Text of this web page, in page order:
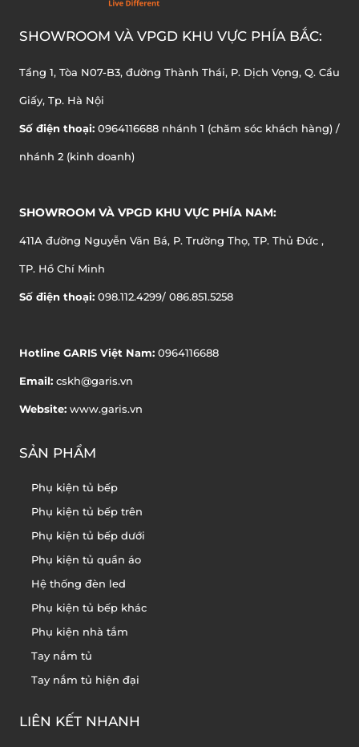
SHOWROOM VÀ VPGD KHU VỰC PHÍA BẮC:
Tầng 1, Tòa N07-B3, đường Thành Thái, P. Dịch Vọng, Q. Cầu
Giấy, Tp. Hà Nội
Số điện thoại: 0964116688 nhánh 1 (chăm sóc khách hàng) /
nhánh 2 (kinh doanh)
SHOWROOM VÀ VPGD KHU VỰC PHÍA NAM:
411A đường Nguyễn Văn Bá, P. Trường Thọ, TP. Thủ Đức ,
TP. Hồ Chí Minh
Số điện thoại: 098.112.4299/ 086.851.5258
Hotline GARIS Việt Nam: 0964116688
Email: cskh@garis.vn
Website: www.garis.vn
SẢN PHẨM
Phụ kiện tủ bếp
Phụ kiện tủ bếp trên
Phụ kiện tủ bếp dưới
Phụ kiện tủ quần áo
Hệ thống đèn led
Phụ kiện tủ bếp khác
Phụ kiện nhà tắm
Tay nắm tủ
Tay nắm tủ hiện đại
LIÊN KẾT NHANH